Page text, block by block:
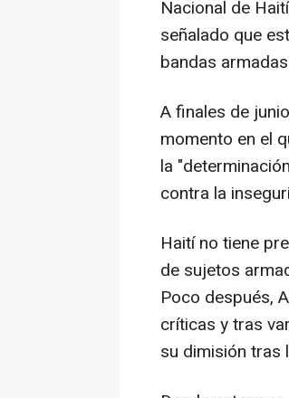
Nacional de
señalado que
bandas
A finales de
momento en el
la
contra la
Haití no tiene
de sujetos
Poco después,
críticas y tras
su dimisión tras